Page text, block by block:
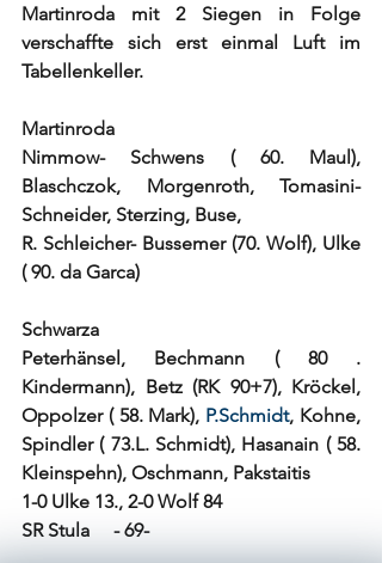
Martinroda mit 2 Siegen in Folge
verschaffte sich erst einmal Luft im
Tabellenkeller.
Martinroda
Nimmow- Schwens ( 60. Maul),
Blaschczok, Morgenroth, Tomasini-
Schneider, Sterzing, Buse,
R. Schleicher- Bussemer (70. Wolf), Ulke
( 90. da Garca)
Schwarza
Peterhänsel, Bechmann ( 80 .
Kindermann), Betz (RK 90+7), Kröckel,
Oppolzer ( 58. Mark), P.Schmidt, Kohne,
Spindler ( 73.L. Schmidt), Hasanain ( 58.
Kleinspehn), Oschmann, Pakstaitis
1-0 Ulke 13., 2-0 Wolf 84
SR Stula     - 69-